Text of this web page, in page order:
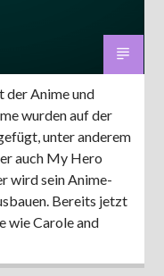
103,9 MHz
der Anime und
wurden auf der
unter anderem
auch My Hero
wird sein Anime-
Bereits jetzt
wie Carole and